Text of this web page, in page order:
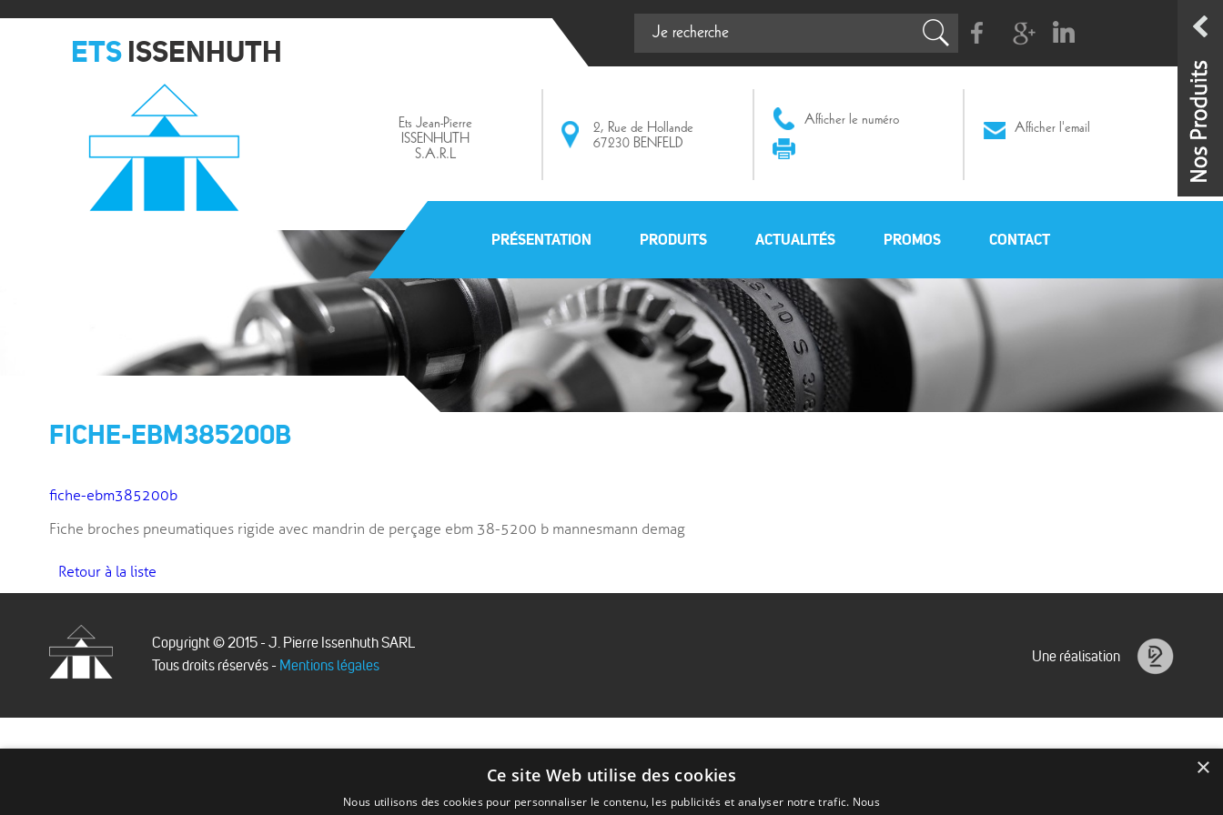
ETS ISSENHUTH Facebook
G+ Linkedin
Ets Jean-Pierre
ISSENHUTH
S.A.R.L
2, Rue de Hollande
67230 BENFELD
Afficher le numéro
Afficher l'email
PRÉSENTATION PRODUITS ACTUALITÉS PROMOS CONTACT
FICHE-EBM385200B
fiche-ebm385200b
Fiche broches pneumatiques rigide avec mandrin de perçage ebm 38-5200 b mannesmann demag
Retour à la liste
Copyright © 2015 - J. Pierre Issenhuth SARL
Tous droits réservés - Mentions légales
Une réalisation
×
Ce site Web utilise des cookies
Nous utilisons des cookies pour personnaliser le contenu, les publicités et analyser notre trafic. Nous